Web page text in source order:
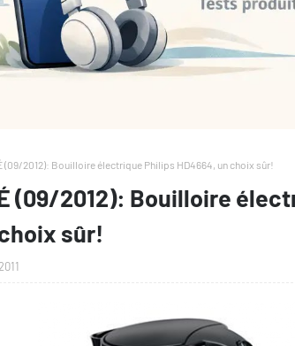
(09/2012): Bouilloire électrique Philips HD4664, un choix sûr!
(09/2012): Bouilloire
sûr!